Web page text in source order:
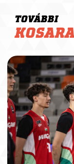
TOVÁBBI